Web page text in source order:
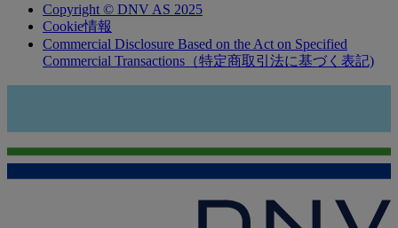
Copyright © DNV AS 2025
Cookie情報
Commercial Disclosure Based on the Act on Specified
Commercial Transactions（特定商取引法に基づく表記)